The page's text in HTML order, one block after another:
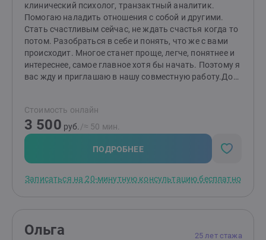
клинический психолог, транзактный аналитик.
Помогаю наладить отношения с собой и другими.
Стать счастливым сейчас, не ждать счастья когда то
потом. Разобраться в себе и понять, что же с вами
происходит. Многое станет проще, легче, понятнее и
интереснее, самое главное хотя бы начать. Поэтому я
вас жду и приглашаю в нашу совместную работу.До
Стоимость онлайн
3 500 руб. /≈ 50 мин.
ПОДРОБНЕЕ
Записаться на 20-минутную консультацию бесплатно
25 лет стажа
Ольга